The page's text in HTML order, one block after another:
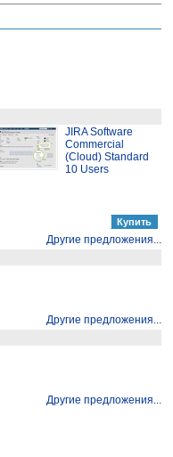
JIRA Software
Commercial
(Cloud) Standard
10 Users
Другие предложения...
Другие предложения...
Другие предложения...